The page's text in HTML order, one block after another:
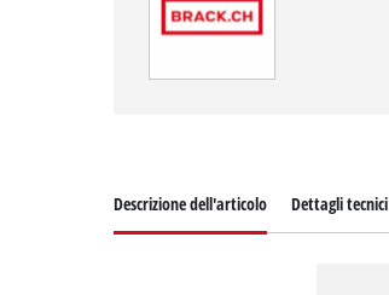
Descrizione dell'articolo Dettagli tecnici